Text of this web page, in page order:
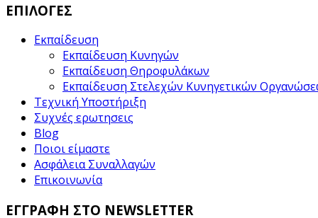
ΕΠΙΛΟΓΕΣ
Εκπαίδευση
Εκπαίδευση Κυνηγών
Εκπαίδευση Θηροφυλάκων
Εκπαίδευση Στελεχών Κυνηγετικών
Τεχνική Υποστήριξη
Συχνές ερωτησεις
Blog
Ποιοι είμαστε
Ασφάλεια Συναλλαγών
Επικοινωνία
ΕΓΓΡΑΦΗ ΣΤΟ NEWSLETTER